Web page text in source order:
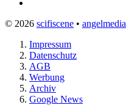
© 2026 scifiscene • angelmedia
Impressum
Datenschutz
AGB
Werbung
Archiv
Google News